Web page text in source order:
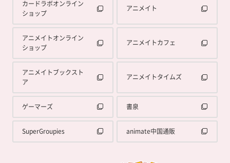
カードラボオンライン
ショップ
アニメイト
アニメイトオンライン
ショップ
アニメイトカフェ
アニメイトブックスト
ア
アニメイトタイムズ
ゲーマーズ 書泉
SuperGroupies animate中国通販